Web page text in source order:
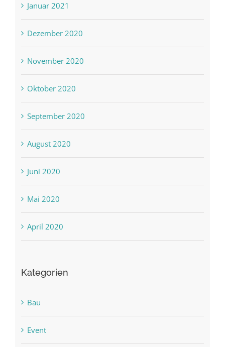
Januar 2021
Dezember 2020
November 2020
Oktober 2020
September 2020
August 2020
Juni 2020
Mai 2020
April 2020
Kategorien
Bau
Event